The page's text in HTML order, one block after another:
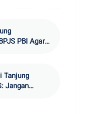
PBI Agar
Tanjung
Jangan